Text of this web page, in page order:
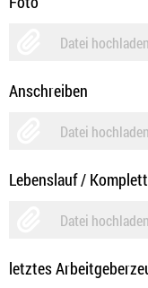
Datei hochladen
Anschreiben
Datei hochladen
Lebenslauf /
Datei hochladen
letztes